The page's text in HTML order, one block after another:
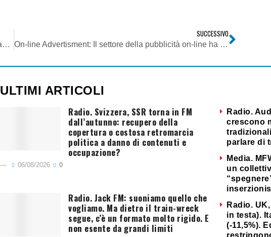
Digitale tv. Switch over Roma e Lazio, MSE Com: “Operazioni senza problemi, telefonate dimezzate”
SUCCESSIVO
On-line Advertisment: Il settore della pubblicità on-line ha risentito della crisi con previsioni di chiusura per il 2009 non oltre il 5%
ULTIMI ARTICOLI
Radio. Svizzera, SSR torna in FM
dall’autunno: recupero della
copertura o costosa retromarcia
politica a danno di contenuti e
occupazione?
06/08/2026 0
Radio. Jack FM: suoniamo quello che
vogliamo. Ma dietro il train-wreck
segue, c’è un formato molto rigido. E
non esente da grandi limiti
Radio.
crescono
parlare di
Media.
un
Radio.
in testa).
(-11,5%).